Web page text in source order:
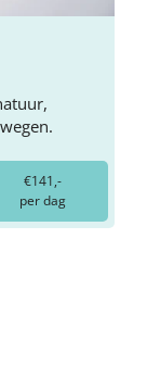
€141,-
per dag